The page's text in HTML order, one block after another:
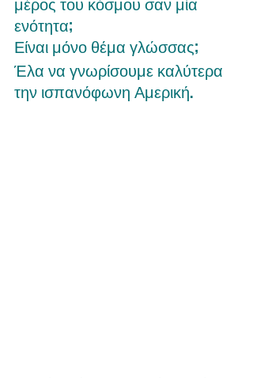
ενότητα;
Είναι μόνο θέμα γλώσσας;
Έλα να γνωρίσουμε καλύτερα
την ισπανόφωνη Αμερική.